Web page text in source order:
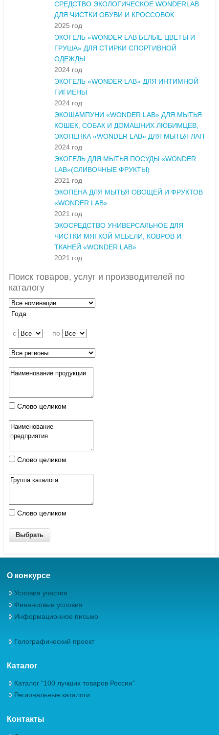
СРЕДСТВО ЭКОЛОГИЧЕСКОЕ WONDERLAB
ДЛЯ ЧИСТКИ ОБУВИ И КРОССОВОК
2025 год
ЭКОГЕЛЬ «WONDER LAB БЕЛЫЕ ЦВЕТЫ И
ГРУША» ДЛЯ СТИРКИ СПОРТИВНОЙ
ОДЕЖДЫ
2024 год
ЭКОГЕЛЬ «WONDER LAB» ДЛЯ ИНТИМНОЙ
ГИГИЕНЫ
2024 год
ЭКОШАМПУНИ «WONDER LAB» ДЛЯ МЫТЬЯ
КОШЕК, СОБАК И ДОМАШНИХ ЛЮБИМЦЕВ,
ЭКОПЕНКА «WONDER LAB» ДЛЯ МЫТЬЯ ЛАП
2024 год
ЭКОГЕЛЬ ДЛЯ МЫТЬЯ ПОСУДЫ «WONDER
LAB»(СЛИВОЧНЫЕ ФРУКТЫ)
2021 год
ЭКОПЕНА ДЛЯ МЫТЬЯ ОВОЩЕЙ И ФРУКТОВ
«WONDER LAB»
2021 год
ЭКОСРЕДСТВО УНИВЕРСАЛЬНОЕ ДЛЯ
ЧИСТКИ МЯГКОЙ МЕБЕЛИ, КОВРОВ И
ТКАНЕЙ «WONDER LAB»
2021 год
Поиск товаров, услуг и производителей по
каталогу
Года
c по
Слово целиком
Слово целиком
Слово целиком
О конкурсе
Условия участия
Финансовые условия
Информационное письмо
Голографический проект
Каталог
Каталог "100 лучших товаров России"
Региональные каталоги
Контакты